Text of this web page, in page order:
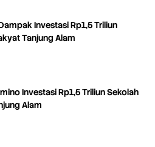
Investasi Rp1,5 Triliun
Tanjung Alam
Investasi Rp1,5 Triliun Sekolah
Alam